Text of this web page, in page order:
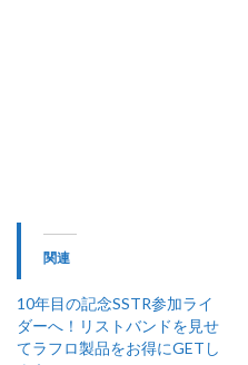
関連
10年目の記念SSTR参加ライ
ダーへ！リストバンドを見せ
てラフロ製品をお得にGETし